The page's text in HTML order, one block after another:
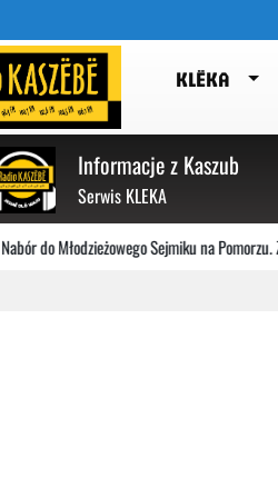
KLËKA
Informacje z Kaszub
Serwis KLEKA
Nabór do Młodzieżowego Sejmiku na Pomorzu.